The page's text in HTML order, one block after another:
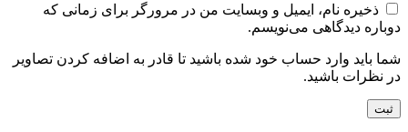
ذخیره نام، ایمیل و وبسایت من در مرورگر برای زمانی که
دوباره دیدگاهی می‌نویسم.
شما باید وارد حساب خود شده باشید تا قادر به اضافه کردن تصاویر
در نظرات باشید.